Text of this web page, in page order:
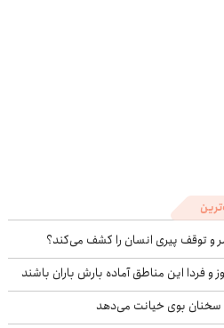
و فردا این مناطق آماده بارش باران باشند
سخنان بوی خیانت می‌دهد